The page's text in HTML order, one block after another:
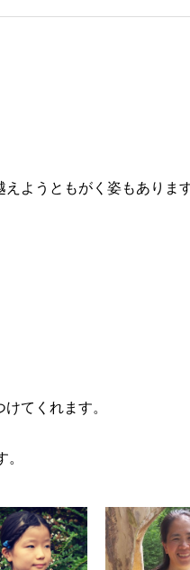
ようともがく姿もありま
てくれます。